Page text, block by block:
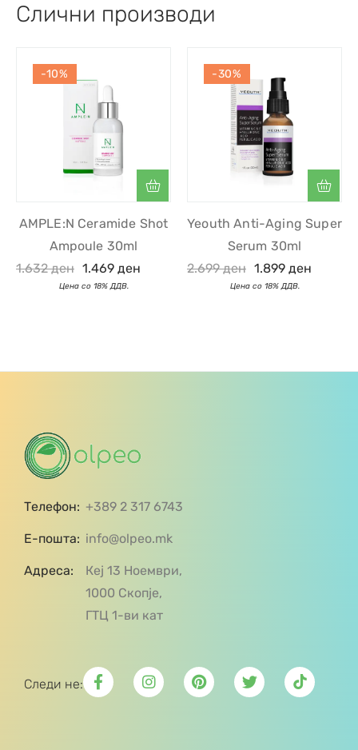
Слични производи
-10%
AMPLE:N Ceramide Shot
Ampoule 30ml
1.632ден 1.469 ден
-30%
Yeouth Anti-Aging Super
Serum 30ml
2.699ден 1.899 ден
Телефон: +389 2 317 6743
Е-пошта: info@olpeo.mk
Адреса:
Кеј 13 Ноември,
1000 Скопје,
ГТЦ 1-ви кат
Следи не: